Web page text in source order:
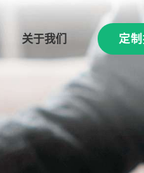
关于我们 定